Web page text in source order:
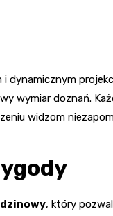
dynamicznym
wymiar doznań.
widzom
, który